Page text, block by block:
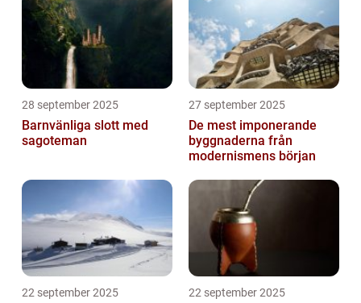
28 september 2025
Barnvänliga slott med
sagoteman
27 september 2025
De mest imponerande
byggnaderna från
modernismens början
22 september 2025 22 september 2025